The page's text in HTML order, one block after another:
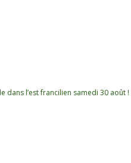
dans l’est francilien samedi 30 août !